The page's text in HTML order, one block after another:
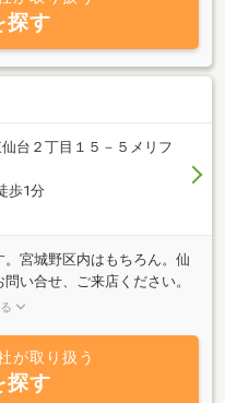
探す
台２丁目１５－５メリフ
歩1分
宮城野区内はもちろん。仙
い合せ、ご来店ください。
てお客様を紹介いたしま
が取り扱う
探す